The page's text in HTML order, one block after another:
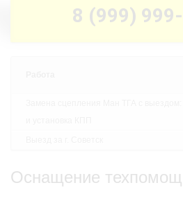
8 (999)
Оснащение